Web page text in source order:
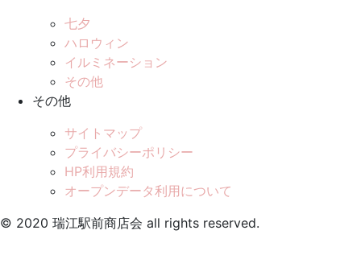
七夕
ハロウィン
イルミネーション
その他
その他
サイトマップ
プライバシーポリシー
HP利用規約
オープンデータ利用について
© 2020 瑞江駅前商店会 all rights reserved.